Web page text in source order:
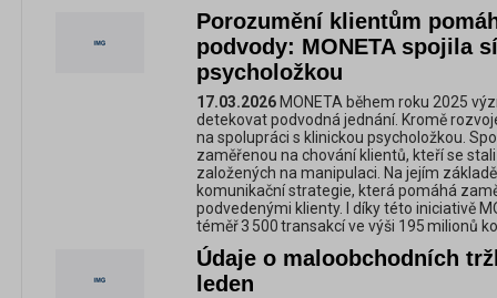
Porozumění klientům
podvody: MONETA spojila
psycholožkou
17.03.2026 MONETA během roku 2025
detekovat podvodná jednání. Kromě
na spolupráci s klinickou psycholožkou.
zaměřenou na chování klientů, kteří se
založených na manipulaci. Na jejím
komunikační strategie, která pomáhá
podvedenými klienty. I díky této iniciativě
téměř 3 500 transakcí ve výši 195 milionů
Údaje o maloobchodních
leden